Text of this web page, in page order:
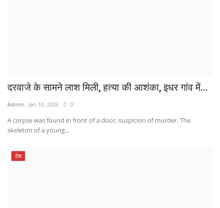
दरवाजे के सामने लाश मिली, हत्या की आशंका, इधर गांव में...
Admin Jan 10, 2026 0
A corpse was found in front of a door, suspicion of murder. The
skeleton of a young...
देश